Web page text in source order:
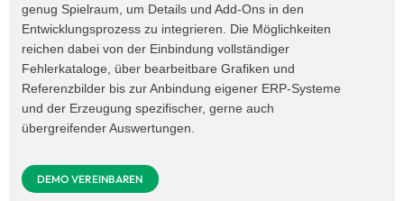
genug Spielraum, um Details und Add-Ons in den
Entwicklungsprozess zu integrieren. Die Möglichkeiten
reichen dabei von der Einbindung vollständiger
Fehlerkataloge, über bearbeitbare Grafiken und
Referenzbilder bis zur Anbindung eigener ERP-Systeme
und der Erzeugung spezifischer, gerne auch
übergreifender Auswertungen.
DEMO VEREINBAREN